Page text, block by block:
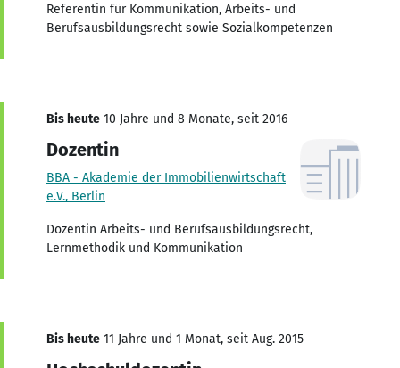
Referentin für Kommunikation, Arbeits- und
Berufsausbildungsrecht sowie Sozialkompetenzen
Bis heute 10 Jahre und 8 Monate, seit 2016
Dozentin
BBA - Akademie der Immobilienwirtschaft
e.V., Berlin
Dozentin Arbeits- und Berufsausbildungsrecht,
Lernmethodik und Kommunikation
Bis heute 11 Jahre und 1 Monat, seit Aug. 2015